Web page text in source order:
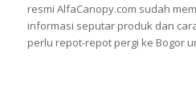
resmi AlfaCanopy.com sudah
informasi seputar produk dan
perlu repot-repot pergi ke Bogor